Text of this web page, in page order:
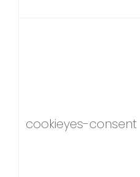
cookieyes-consent